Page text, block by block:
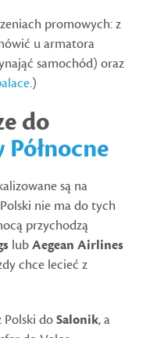
promowych: z
u armatora
samochód) oraz
.)
do
są na
nie ma do tych
przychodzą
lubAegean Airlines
chce lecieć z
doSalonik, a